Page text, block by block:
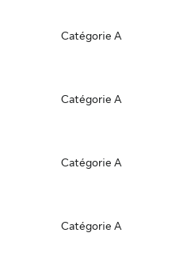
Catégorie A
Catégorie A
Catégorie A
Catégorie A